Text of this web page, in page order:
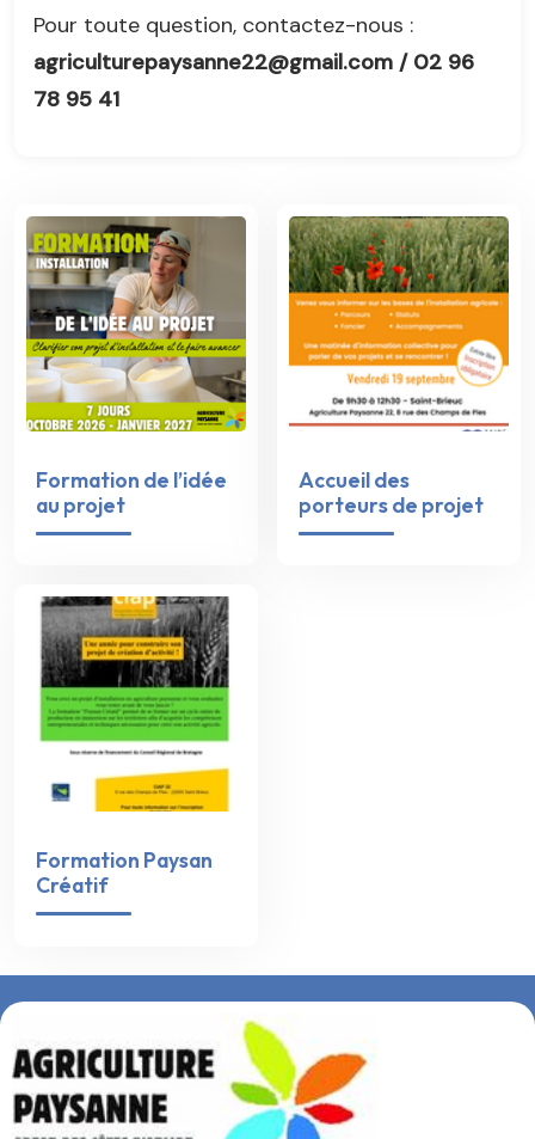
Pour toute question, contactez-nous :
agriculturepaysanne22@gmail.com / 02 96
78 95 41
Formation de l’idée
au projet
Accueil des
porteurs de projet
Formation Paysan
Créatif